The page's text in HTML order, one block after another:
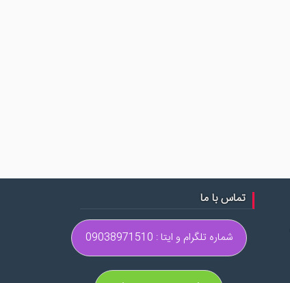
تماس با ما
شماره تلگرام و ایتا : 09038971510